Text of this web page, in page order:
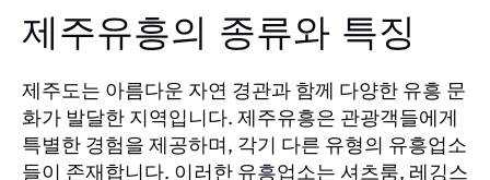
제주유흥의 종류와 특징
제주도는 아름다운 자연 경관과 함께 다양한 유흥 문
화가 발달한 지역입니다. 제주유흥은 관광객들에게
특별한 경험을 제공하며, 각기 다른 유형의 유흥업소
들이 존재합니다. 이러한 유흥업소는 셔츠룸, 레깅스